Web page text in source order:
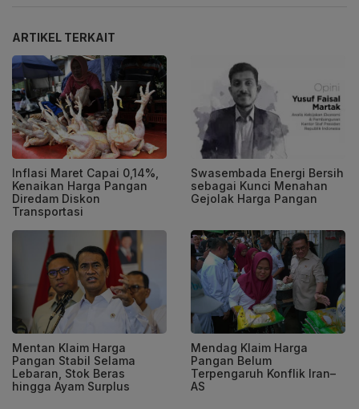
ARTIKEL TERKAIT
Inflasi Maret Capai 0,14%,
Kenaikan Harga Pangan
Diredam Diskon
Transportasi
Swasembada Energi Bersih
sebagai Kunci Menahan
Gejolak Harga Pangan
Mentan Klaim Harga
Pangan Stabil Selama
Lebaran, Stok Beras
hingga Ayam Surplus
Mendag Klaim Harga
Pangan Belum
Terpengaruh Konflik Iran–
AS